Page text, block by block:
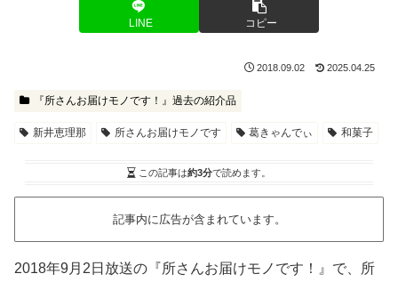
LINE コピー
2018.09.02 2025.04.25
『所さんお届けモノです！』過去の紹介品
新井恵理那 所さんお届けモノです 葛きゃんでぃ 和菓子
この記事は約3分で読めます。
記事内に広告が含まれています。
2018年9月2日放送の『所さんお届けモノです！』で、所